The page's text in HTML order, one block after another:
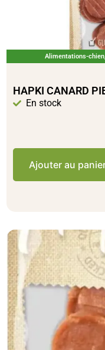
Alimentations-chien,
HAPKI CANARD
En stock
Ajouter au